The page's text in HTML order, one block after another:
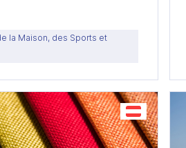
la Maison, des Sports et